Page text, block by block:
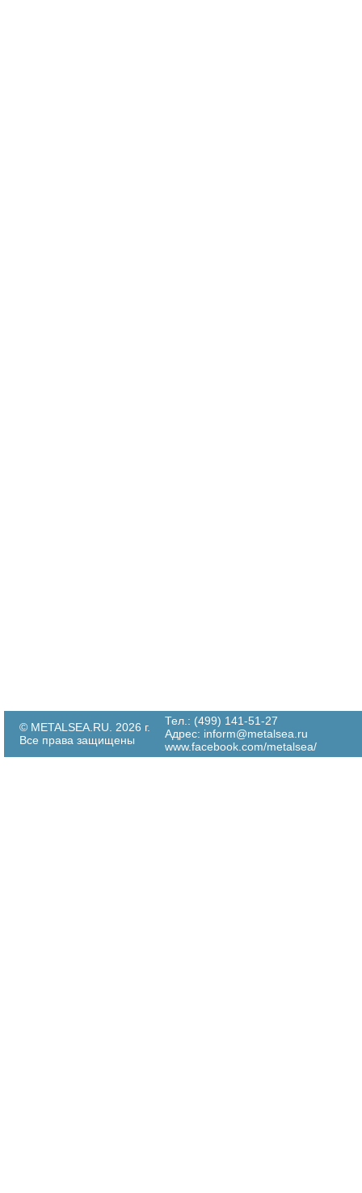
© METALSEA.RU. 2026 г.
Все права защищены
Тел.: (499) 141-51-27
Адрес: inform@metalsea.ru
www.facebook.com/metalsea/